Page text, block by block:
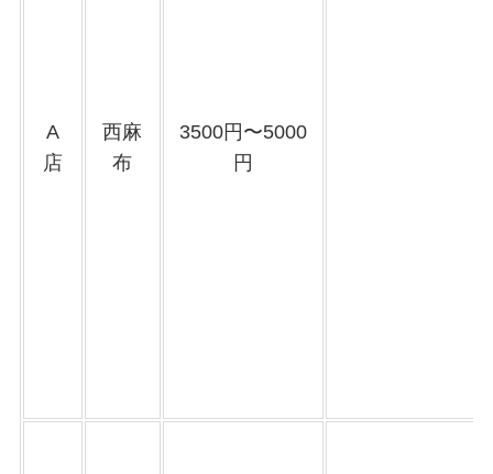
A
店
西麻
布
3500円〜5000
円